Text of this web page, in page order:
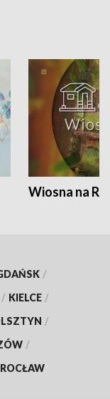
Wiosna na
/
/ KIELCE /
/
/